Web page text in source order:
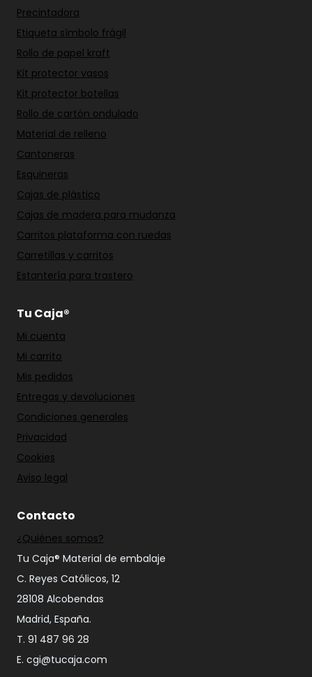
Precintadora
Etiqueta símbolo frágil
Rollo de papel kraft
Kit protector vasos
Kit protector botellas
Rollo de cartón ondulado
Material de relleno
Cantoneras
Esquineras
Cajas de plástico
Cajas de madera para mudanza
Carritos plataforma con ruedas
Carretillas y carritos
Estantería para trastero
Tu Caja®
Mi cuenta
Mi carrito
Mis pedidos
Entregas y devoluciones
Condiciones generales
Privacidad
Cookies
Aviso legal
Contacto
¿Quiénes somos?
Tu Caja® Material de embalaje
C. Reyes Católicos, 12
28108 Alcobendas
Madrid, España.
T. 91 487 96 28
E. cgi@tucaja.com